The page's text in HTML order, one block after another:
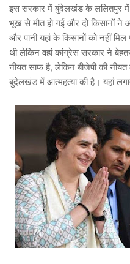
इस सरकार में बुंदेलखंड के ललितपुर में
भूख से मौत हो गई और दो किसानों ने
और पानी यहां के किसानों को नहीं
थी लेकिन वहां कांग्रेस सरकार ने
नीयत साफ है, लेकिन बीजेपी की
बुंदेलखंड में आत्महत्या की है। यहां